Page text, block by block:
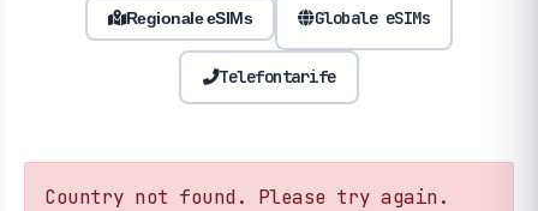
Regionale eSIMs Globale eSIMs
Telefontarife
Country not found. Please try again.